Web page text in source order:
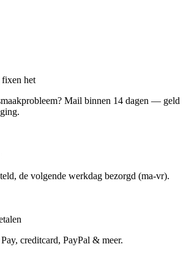
het
Mail binnen 14 dagen — geld
de volgende werkdag bezorgd (ma-vr).
creditcard, PayPal & meer.